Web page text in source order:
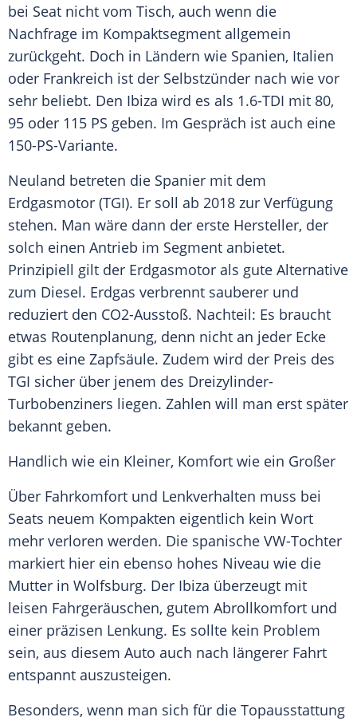
bei Seat nicht vom Tisch, auch wenn die
Nachfrage im Kompaktsegment allgemein
zurückgeht. Doch in Ländern wie Spanien, Italien
oder Frankreich ist der Selbstzünder nach wie vor
sehr beliebt. Den Ibiza wird es als 1.6-TDI mit 80,
95 oder 115 PS geben. Im Gespräch ist auch eine
150-PS-Variante.
Neuland betreten die Spanier mit dem
Erdgasmotor (TGI). Er soll ab 2018 zur Verfügung
stehen. Man wäre dann der erste Hersteller, der
solch einen Antrieb im Segment anbietet.
Prinzipiell gilt der Erdgasmotor als gute Alternative
zum Diesel. Erdgas verbrennt sauberer und
reduziert den CO2-Ausstoß. Nachteil: Es braucht
etwas Routenplanung, denn nicht an jeder Ecke
gibt es eine Zapfsäule. Zudem wird der Preis des
TGI sicher über jenem des Dreizylinder-
Turbobenziners liegen. Zahlen will man erst später
bekannt geben.
Handlich wie ein Kleiner, Komfort wie ein Großer
Über Fahrkomfort und Lenkverhalten muss bei
Seats neuem Kompakten eigentlich kein Wort
mehr verloren werden. Die spanische VW-Tochter
markiert hier ein ebenso hohes Niveau wie die
Mutter in Wolfsburg. Der Ibiza überzeugt mit
leisen Fahrgeräuschen, gutem Abrollkomfort und
einer präzisen Lenkung. Es sollte kein Problem
sein, aus diesem Auto auch nach längerer Fahrt
entspannt auszusteigen.
Besonders, wenn man sich für die Topausstattung